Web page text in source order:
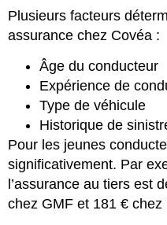
Plusieurs facteurs
assurance chez Covéa :
Âge du conducteur
Expérience de
Type de véhicule
Historique de
Pour les jeunes
significativement. Par
l’assurance au tiers est
chez GMF et 181 € chez